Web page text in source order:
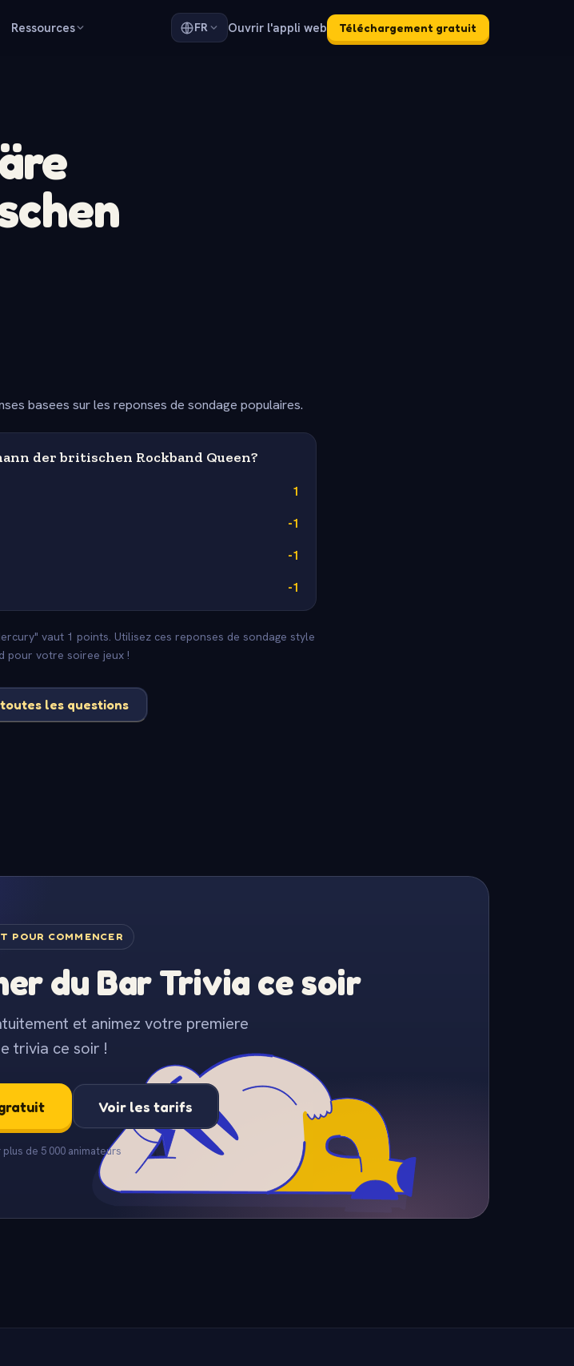
Ressources FR Ouvrir l'appli web Téléchargement gratuit
basees sur les reponses de sondage populaires.
der britischen Rockband Queen?
1
-1
-1
-1
vaut 1 points. Utilisez ces reponses de sondage style
pour votre soiree jeux !
les questions
POUR COMMENCER
du Bar Trivia ce soir
et animez votre premiere
trivia ce soir !
Voir les tarifs
de 5 000 animateurs